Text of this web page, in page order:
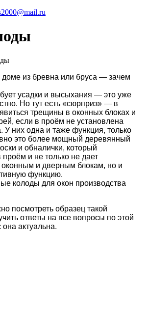
из бревна или бруса — зачем
усадки и высыхания — это уже
Но тут есть «сюрприз» — в
трещины в оконных блоках и
если в проём не установлена
У них одна и таже функция, только
это более мощный деревянный
и обналички, который
проём и не только не дает
и дверным блокам, но и
функцию.
колоды для окон производства
посмотреть образец такой
ответы на все вопросы по этой
актуальна.